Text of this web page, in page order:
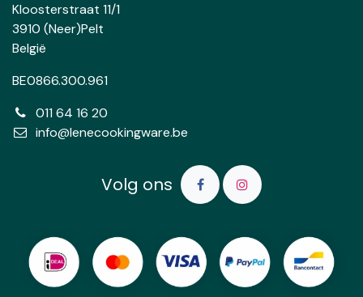
Kloosterstraat 11/1
3910 (Neer)Pelt
België
BE0866.300.961
011 64 16 20
info@lenecookingware.be
Volg ons